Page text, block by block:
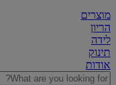
מוצרים
הריון
לידה
תינוק
אודות